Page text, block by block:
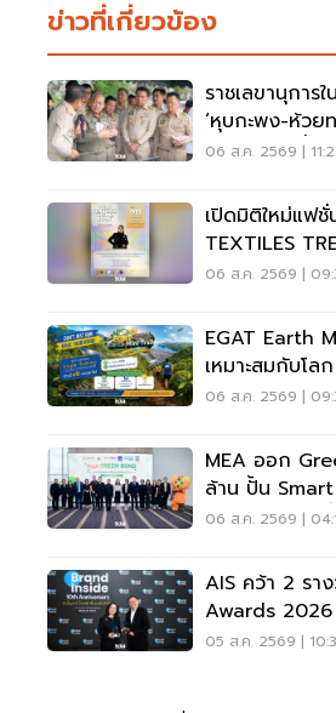
ข่าวที่เกี่ยวข้อง
ราชเลขานุการ
‘หุบกะพง-ห้วยท
ความมั่นคงน้ำเพ
06 ส.ค. 2569 |
เปิดมิติใหม่แฟ
TEXTILES
06 ส.ค. 2569 |
EGAT Earth
เหมาะสมกับโ
ของทุกคน
06 ส.ค. 2569 |
MEA ออก
ล้าน ปั้น
ไฟฟ้าคาร์บอนต่
06 ส.ค. 2569 |
AIS คว้า 2 รา
Awards
ไทย
05 ส.ค. 2569 |